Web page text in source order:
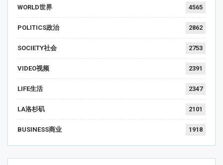
WORLD世界 4565
POLITICS政治 2862
SOCIETY社会 2753
VIDEO视频 2391
LIFE生活 2347
LA洛杉矶 2101
BUSINESS商业 1918